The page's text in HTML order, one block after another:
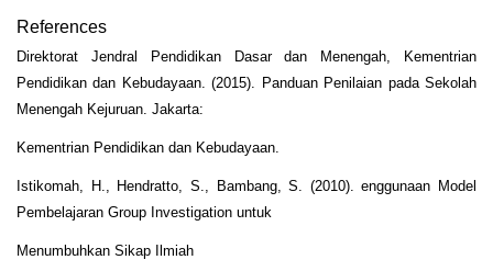
References
Direktorat Jendral Pendidikan Dasar dan Menengah, Kementrian
Pendidikan dan Kebudayaan. (2015). Panduan Penilaian pada Sekolah
Menengah Kejuruan. Jakarta:
Kementrian Pendidikan dan Kebudayaan.
Istikomah, H., Hendratto, S., Bambang, S. (2010). enggunaan Model
Pembelajaran Group Investigation untuk
Menumbuhkan Sikap Ilmiah